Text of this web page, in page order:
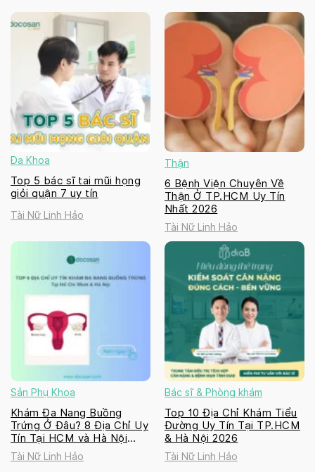
Đa Khoa
Top 5 bác sĩ tai mũi họng
giỏi quận 7 uy tín
Tài Nữ Linh Hảo
Thận
6 Bệnh Viện Chuyên Về
Thận Ở TP.HCM Uy Tín
Nhất 2026
Tài Nữ Linh Hảo
Sản Phụ Khoa
Khám Đa Nang Buồng
Trứng Ở Đâu? 8 Địa Chỉ Uy
Tín Tại HCM và Hà Nội
2026
Tài Nữ Linh Hảo
Bác sĩ & Phòng khám
Top 10 Địa Chỉ Khám Tiểu
Đường Uy Tín Tại TP.HCM
& Hà Nội 2026
Tài Nữ Linh Hảo